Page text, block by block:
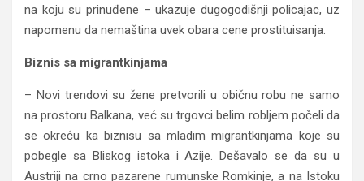
na koju su prinuđene – ukazuje dugogodišnji policajac, uz
napomenu da nemaština uvek obara cene prostituisanja.
Biznis sa migrantkinjama
– Novi trendovi su žene pretvorili u običnu robu ne samo
na prostoru Balkana, već su trgovci belim robljem počeli da
se okreću ka biznisu sa mladim migrantkinjama koje su
pobegle sa Bliskog istoka i Azije. Dešavalo se da su u
Austriji na crno pazarene rumunske Romkinje, a na Istoku